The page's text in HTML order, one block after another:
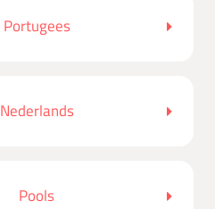
Portugees
Nederlands
Pools